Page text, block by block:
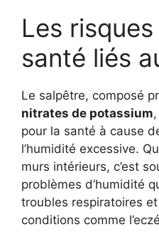
Les
santé liés
Le salpêtre, composé
nitrates de potassium
pour la santé à cause
l’humidité excessive.
murs intérieurs, c’est
problèmes d’humidité
troubles respiratoires
conditions comme